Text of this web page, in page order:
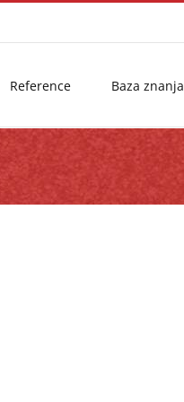
Reference Baza znanja